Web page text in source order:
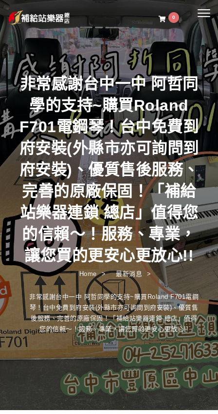
0
非常感謝台中一中 阿哲同
學的支持~購買Roland
F701電鋼琴！台中免費到
府安裝(外縣市亦可詢問到
府安裝)、優質售後服務、
完善的原廠保固！「補給
站樂器連鎖 總店」值得您
的信賴～！服務、專業，
讓您買的更安心更放心!!
Home 最新消息
非常感謝台中一中 阿哲同學的支持~購買Roland F701電鋼
琴！台中免費到府安裝(外縣市亦可詢問到府安裝)、優質售
後服務、完善的原廠保固！「補給站樂器連鎖 總店」值得
您的信賴～！服務、專業，讓您買的更安心更放心!!